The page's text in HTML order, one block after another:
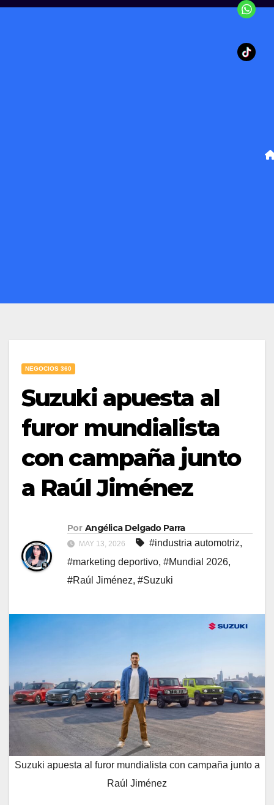
NEGOCIOS 360
Suzuki apuesta al
furor mundialista
con campaña junto
a Raúl Jiménez
Por Angélica Delgado Parra
MAY 13, 2026 #industria automotriz,
#marketing deportivo, #Mundial 2026,
#Raúl Jiménez, #Suzuki
Suzuki apuesta al furor mundialista con campaña junto a
Raúl Jiménez